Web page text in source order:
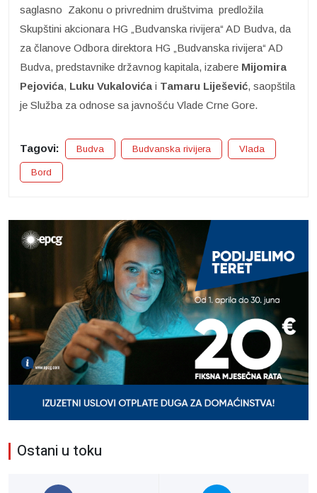
saglasno Zakonu o privrednim društvima predložila
Skupštini akcionara HG „Budvanska rivijera“ AD Budva, da
za članove Odbora direktora HG „Budvanska rivijera“ AD
Budva, predstavnike državnog kapitala, izabere Mijomira
Pejovića, Luku Vukalovića i Tamaru Liješević, saopštila
je Služba za odnose sa javnošću Vlade Crne Gore.
Tagovi: Budva Budvanska rivijera Vlada
Bord
Ostani u toku